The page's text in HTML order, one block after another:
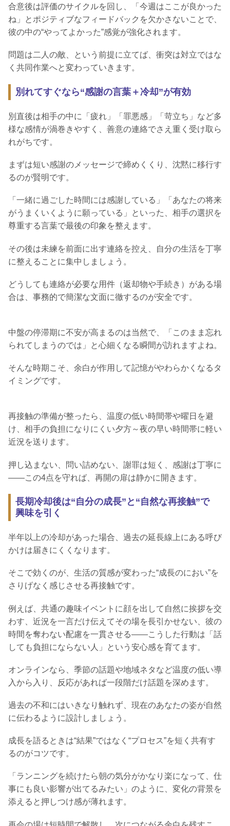
合意後は評価のサイクルを回し、「今週はここが良かった
ね」とポジティブなフィードバックを欠かさないことで、
彼の中の“やってよかった”感覚が強化されます。
問題は二人の敵、という前提に立てば、衝突は対立ではな
く共同作業へと変わっていきます。
別れてすぐなら“感謝の言葉＋冷却”が有効
別直後は相手の中に「疲れ」「罪悪感」「苛立ち」など多
様な感情が渦巻きやすく、善意の連絡でさえ重く受け取ら
れがちです。
まずは短い感謝のメッセージで締めくくり、沈黙に移行す
るのが賢明です。
「一緒に過ごした時間には感謝している」「あなたの将来
がうまくいくように願っている」といった、相手の選択を
尊重する言葉で最後の印象を整えます。
その後は未練を前面に出す連絡を控え、自分の生活を丁寧
に整えることに集中しましょう。
どうしても連絡が必要な用件（返却物や手続き）がある場
合は、事務的で簡潔な文面に徹するのが安全です。
中盤の停滞期に不安が高まるのは当然で、「このまま忘れ
られてしまうのでは」と心細くなる瞬間が訪れますよね。
そんな時期こそ、余白が作用して記憶がやわらかくなるタ
イミングです。
再接触の準備が整ったら、温度の低い時間帯や曜日を避
け、相手の負担になりにくい夕方～夜の早い時間帯に軽い
近況を送ります。
押し込まない、問い詰めない、謝罪は短く、感謝は丁寧に
――この4点を守れば、再開の扉は静かに開きます。
長期冷却後は“自分の成長”と“自然な再接触”で
興味を引く
半年以上の冷却があった場合、過去の延長線上にある呼び
かけは届きにくくなります。
そこで効くのが、生活の質感が変わった“成長のにおい”を
さりげなく感じさせる再接触です。
例えば、共通の趣味イベントに顔を出して自然に挨拶を交
わす、近況を一言だけ伝えてその場を長引かせない、彼の
時間を奪わない配慮を一貫させる――こうした行動は「話
しても負担にならない人」という安心感を育てます。
オンラインなら、季節の話題や地域ネタなど温度の低い導
入から入り、反応があれば一段階だけ話題を深めます。
過去の不和にはいきなり触れず、現在のあなたの姿が自然
に伝わるように設計しましょう。
成長を語るときは“結果”ではなく“プロセス”を短く共有す
るのがコツです。
「ランニングを続けたら朝の気分がかなり楽になって、仕
事にも良い影響が出てるみたい」のように、変化の背景を
添えると押しつけ感が薄れます。